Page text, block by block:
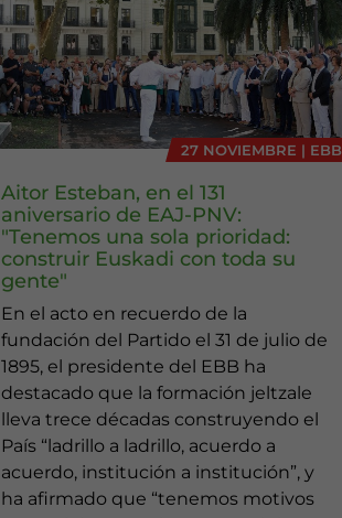
27 NOVIEMBRE | EBB
Aitor Esteban, en el 131
aniversario de EAJ-PNV:
"Tenemos una sola prioridad:
construir Euskadi con toda su
gente"
En el acto en recuerdo de la
fundación del Partido el 31 de julio de
1895, el presidente del EBB ha
destacado que la formación jeltzale
lleva trece décadas construyendo el
País “ladrillo a ladrillo, acuerdo a
acuerdo, institución a institución”, y
ha afirmado que “tenemos motivos